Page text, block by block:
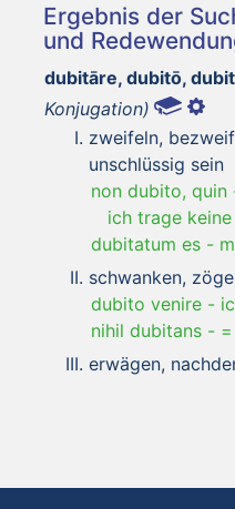
Ergebnis der
und
dubitāre, dubitō,
Konjugation)
zweifeln,
unschlüssig sein
non dubito, quin
ich trage
dubitatum es -
schwanken,
dubito venire -
nihil dubitans -
erwägen,